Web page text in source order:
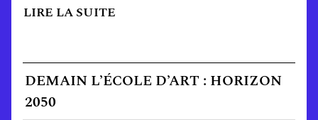
LIRE LA SUITE
DEMAIN L’ÉCOLE D’ART : HORIZON
2050